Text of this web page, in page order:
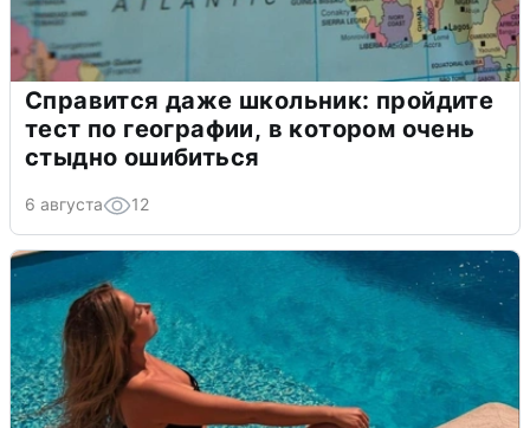
Справится даже школьник: пройдите
тест по географии, в котором очень
стыдно ошибиться
6 августа 12